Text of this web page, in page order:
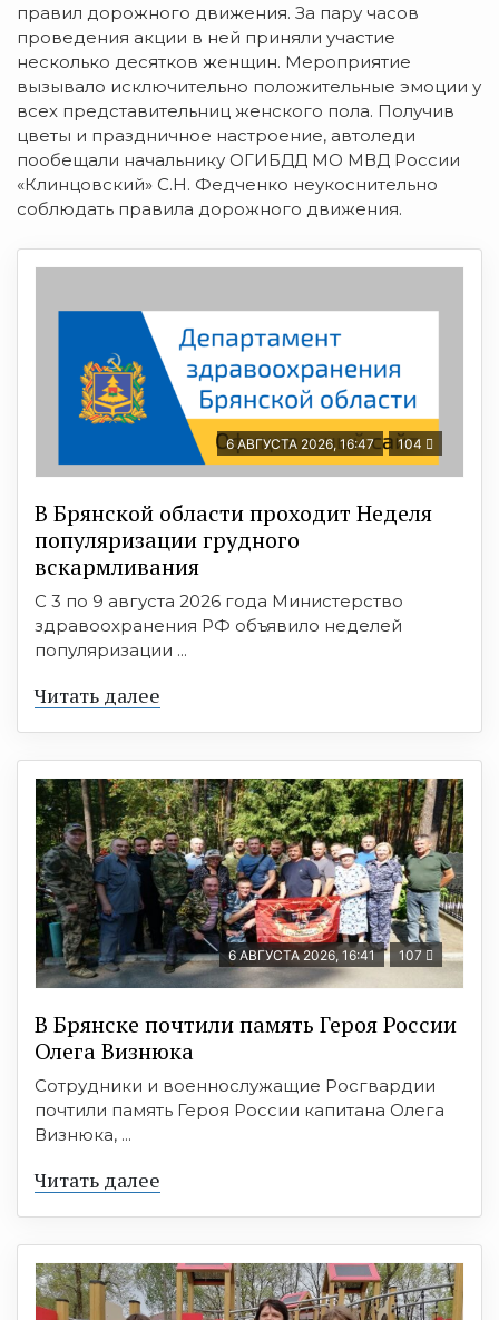
правил дорожного движения. За пару часов
проведения акции в ней приняли участие
несколько десятков женщин. Мероприятие
вызывало исключительно положительные эмоции у
всех представительниц женского пола. Получив
цветы и праздничное настроение, автоледи
пообещали начальнику ОГИБДД МО МВД России
«Клинцовский» С.Н. Федченко неукоснительно
соблюдать правила дорожного движения.
6 АВГУСТА 2026, 16:47 104
В Брянской области проходит Неделя
популяризации грудного
вскармливания
С 3 по 9 августа 2026 года Министерство
здравоохранения РФ объявило неделей
популяризации ...
Читать далее
6 АВГУСТА 2026, 16:41 107
В Брянске почтили память Героя России
Олега Визнюка
Сотрудники и военнослужащие Росгвардии
почтили память Героя России капитана Олега
Визнюка, ...
Читать далее